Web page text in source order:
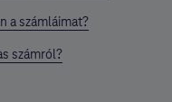
a számláimat?
számról?